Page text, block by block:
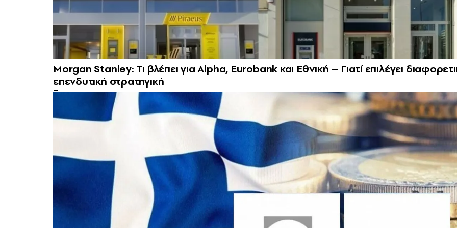
Morgan Stanley: Τι βλέπει για Alpha, Eurobank και Εθνική – Γιατί επιλέγει
επενδυτική στρατηγική